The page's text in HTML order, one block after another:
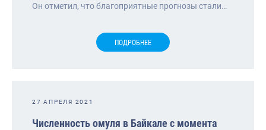
Он отметил, что благоприятные прогнозы стали…
ПОДРОБНЕЕ
27 АПРЕЛЯ 2021
Численность омуля в Байкале с момента